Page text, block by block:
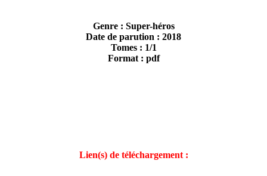
Genre : Super-héros
Date de parution : 2018
Tomes : 1/1
Format : pdf
Lien(s) de téléchargement :